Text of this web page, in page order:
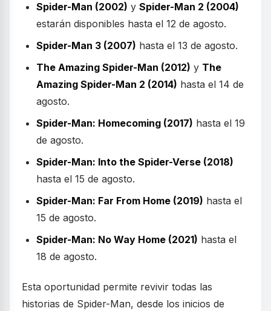
Spider-Man (2002) y Spider-Man 2 (2004)
estarán disponibles hasta el 12 de agosto.
Spider-Man 3 (2007) hasta el 13 de agosto.
The Amazing Spider-Man (2012) y The
Amazing Spider-Man 2 (2014) hasta el 14 de
agosto.
Spider-Man: Homecoming (2017) hasta el 19
de agosto.
Spider-Man: Into the Spider-Verse (2018)
hasta el 15 de agosto.
Spider-Man: Far From Home (2019) hasta el
15 de agosto.
Spider-Man: No Way Home (2021) hasta el
18 de agosto.
Esta oportunidad permite revivir todas las
historias de Spider-Man, desde los inicios de